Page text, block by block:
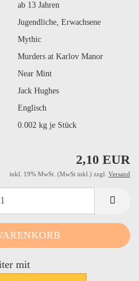
ab 13 Jahren
Jugendliche, Erwachsene
Mythic
Murders at Karlov Manor
Near Mint
Jack Hughes
Englisch
0.002kg je Stück
2,10 EUR
inkl. 19% MwSt. (MwSt inkl.) zzgl. Versand
mit